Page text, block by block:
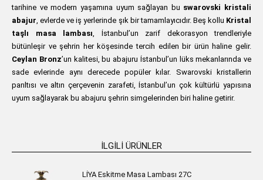
tarihine ve modern yaşamına uyum sağlayan bu swarovski kristali
abajur, evlerde ve iş yerlerinde şık bir tamamlayıcıdır. Beş kollu Kristal
taşlı masa lambası, İstanbul’un zarif dekorasyon trendleriyle
bütünleşir ve şehrin her köşesinde tercih edilen bir ürün haline gelir.
Ceylan Bronz’un kalitesi, bu abajuru İstanbul’un lüks mekanlarında ve
sade evlerinde aynı derecede popüler kılar. Swarovski kristallerin
parıltısı ve altın çerçevenin zarafeti, İstanbul’un çok kültürlü yapısına
uyum sağlayarak bu abajuru şehrin simgelerinden biri haline getirir.
İLGILI ÜRÜNLER
LİYA Eskitme Masa Lambası 27C